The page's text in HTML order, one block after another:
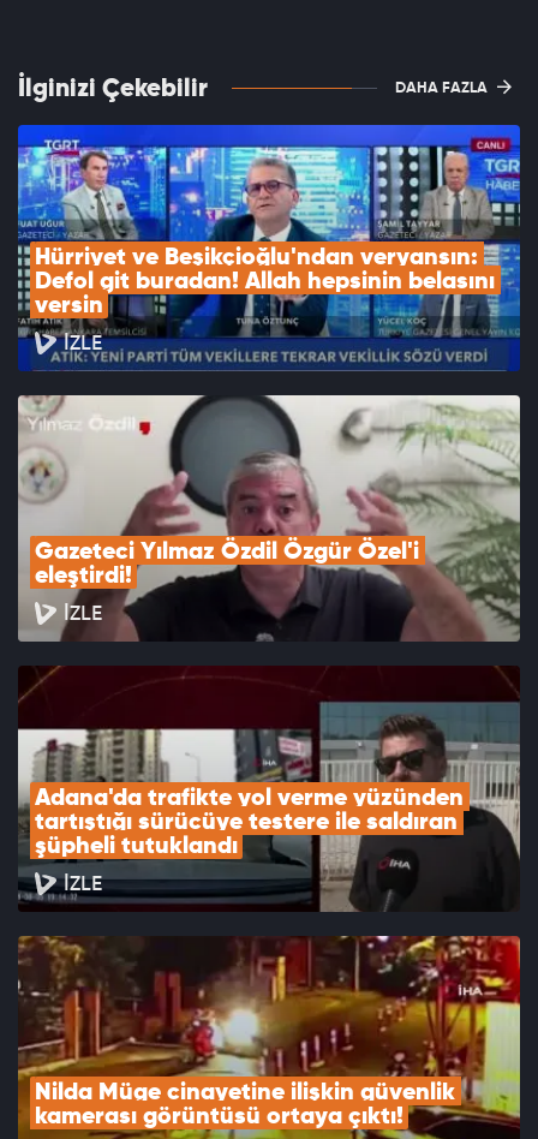
İlginizi Çekebilir DAHA FAZLA
Hürriyet ve Beşikçioğlu'ndan veryansın:
Defol git buradan! Allah hepsinin belasını
versin
İZLE
Gazeteci Yılmaz Özdil Özgür Özel'i
eleştirdi!
İZLE
Adana'da trafikte yol verme yüzünden
tartıştığı sürücüye testere ile saldıran
şüpheli tutuklandı
İZLE
Nilda Müge cinayetine ilişkin güvenlik
kamerası görüntüsü ortaya çıktı!